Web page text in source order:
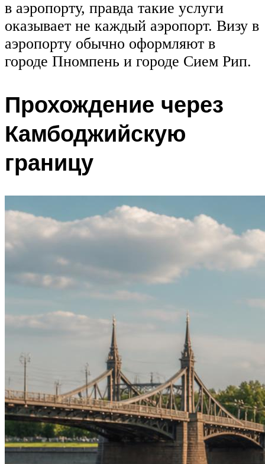
в аэропорту, правда такие услуги
оказывает не каждый аэропорт. Визу в
аэропорту обычно оформляют в
городе Пномпень и городе Сием Рип.
Прохождение через
Камбоджийскую
границу